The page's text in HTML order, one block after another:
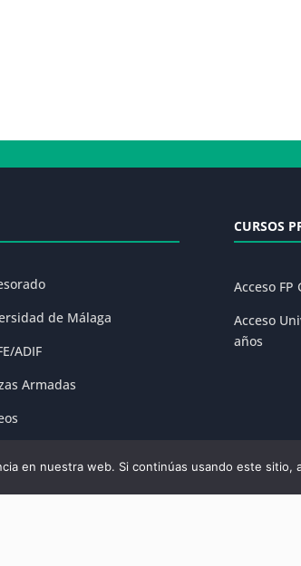
de Málaga
ADIF
Armadas
CURSOS
Acceso
Acceso
años
en nuestra web. Si continúas usando este sitio,